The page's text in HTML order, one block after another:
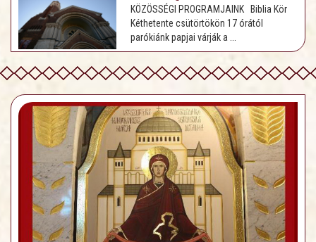
KÖZÖSSÉGI PROGRAMJAINK Biblia Kör
Kéthetente csütörtökön 17 órától
parókiánk papjai várják a ...